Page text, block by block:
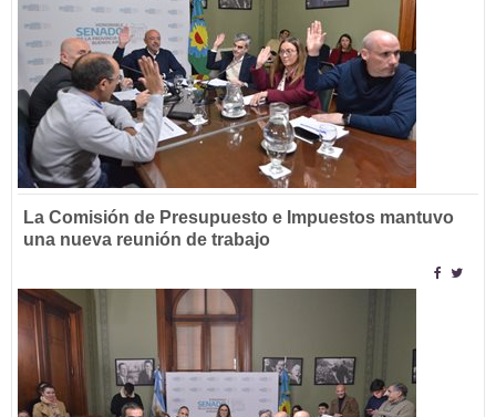
La Comisión de Presupuesto e Impuestos mantuvo
una nueva reunión de trabajo